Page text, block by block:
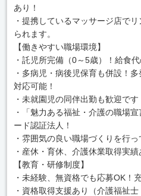
あり！
・提携しているマッサージ店で
られます。
【働きやすい職場環境】
・託児所完備（0～5歳）！給食
・多病児・病後児保育も併設！
対応可能！
・未就園児の同伴出勤も歓迎です
・「魅力ある福祉・介護の職場
ード認証法人！
・雰囲気の良い職場づくりを行っ
・産休・育休、介護休業取得実績
【教育・研修制度】
・未経験、無資格でも応募OK！
・資格取得支援あり（介護福祉